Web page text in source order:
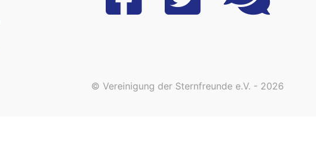
© Vereinigung der Sternfreunde e.V. - 2026